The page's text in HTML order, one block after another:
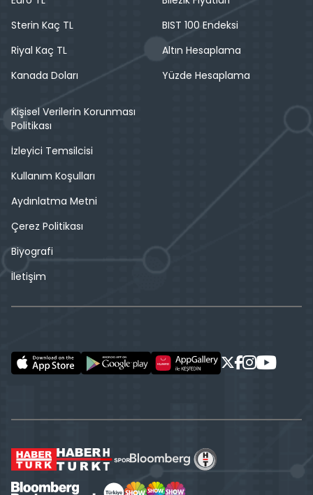
Sterin Kaç TL
Riyal Kaç TL
Kanada Doları
BIST 100 Endeksi
Altın Hesaplama
Yüzde Hesaplama
Kişisel Verilerin Korunması
Politikası
İzleyici Temsilcisi
Kullanım Koşulları
Aydınlatma Metni
Çerez Politikası
Biyografi
İletişim